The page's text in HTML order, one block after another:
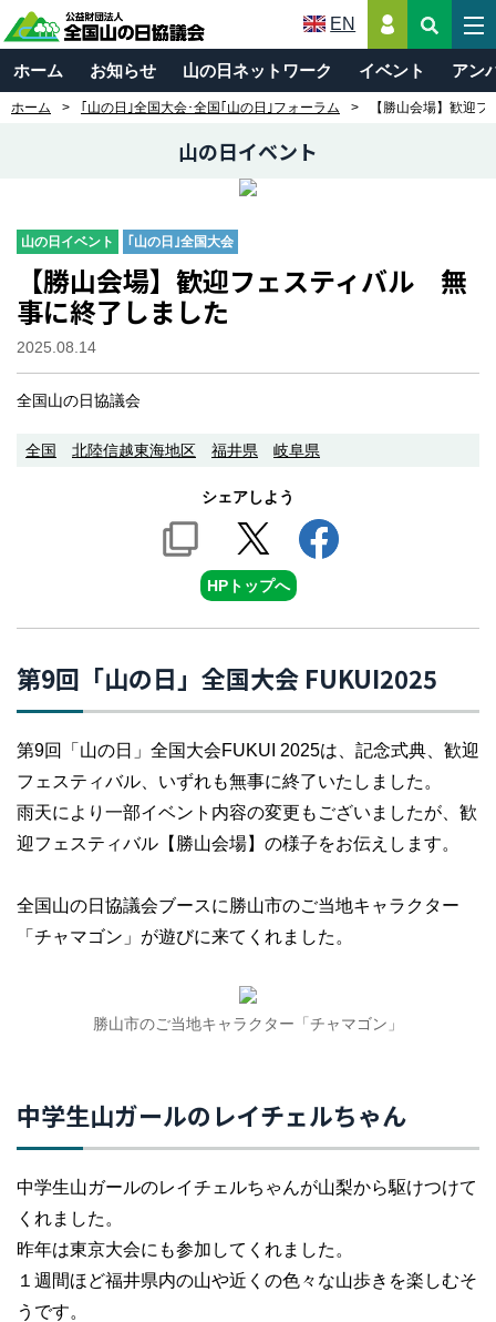
EN
ホーム お知らせ 山の日ネットワーク イベント アン
ホーム ｢山の日｣全国大会･全国｢山の日｣フォーラム 【勝山会場】歓迎
山の日イベント
山の日イベント ｢山の日｣全国大会
【勝山会場】歓迎フェスティバル 無
事に終了しました
2025.08.14
全国山の日協議会
全国 北陸信越東海地区 福井県 岐阜県
シェアしよう
HPトップへ
第9回「山の日」全国大会 FUKUI2025
第9回「山の日」全国大会FUKUI 2025は、記念式典、歓迎
フェスティバル、いずれも無事に終了いたしました。
雨天により一部イベント内容の変更もございましたが、歓
迎フェスティバル【勝山会場】の様子をお伝えします。
全国山の日協議会ブースに勝山市のご当地キャラクター
「チャマゴン」が遊びに来てくれました。
勝山市のご当地キャラクター「チャマゴン」
中学生山ガールのレイチェルちゃん
中学生山ガールのレイチェルちゃんが山梨から駆けつけて
くれました。
昨年は東京大会にも参加してくれました。
１週間ほど福井県内の山や近くの色々な山歩きを楽しむそ
うです。